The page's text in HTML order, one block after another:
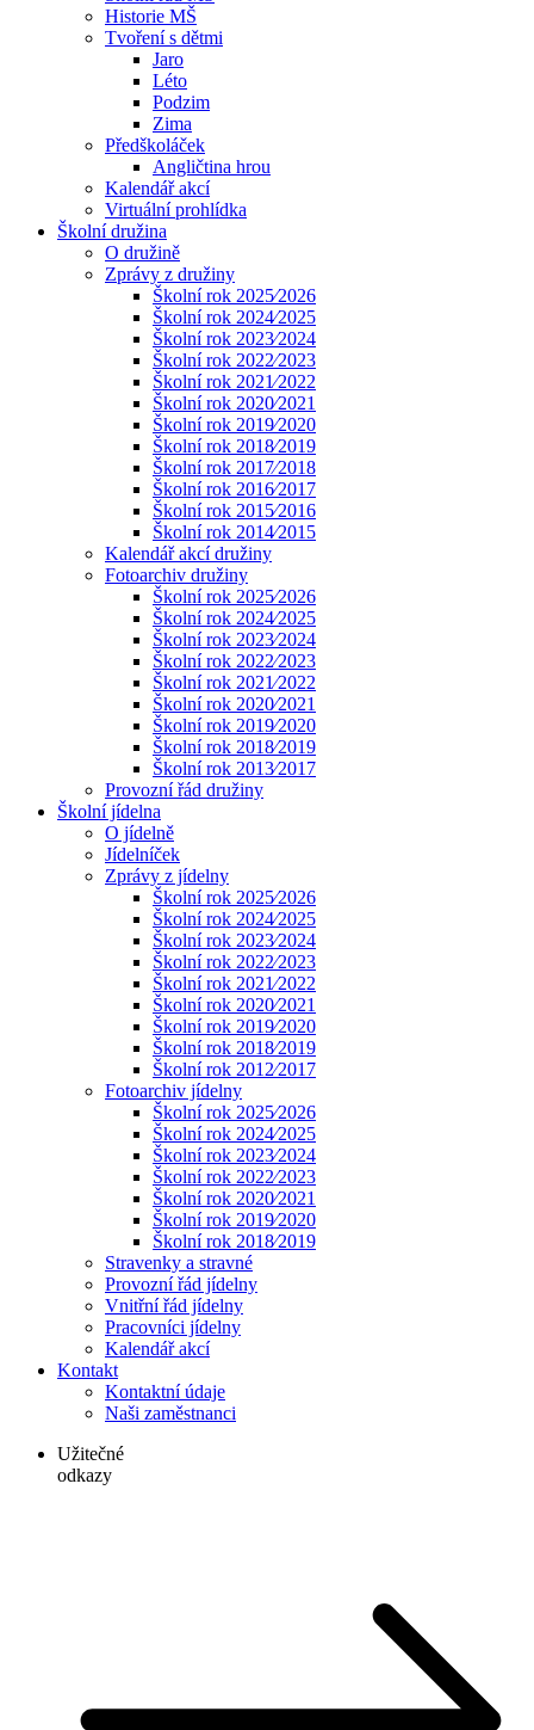
Historie MŠ
Tvoření s dětmi
Jaro
Léto
Podzim
Zima
Předškoláček
Angličtina hrou
Kalendář akcí
Virtuální prohlídka
Školní družina
O družině
Zprávy z družiny
Školní rok 2025⁄2026
Školní rok 2024⁄2025
Školní rok 2023⁄2024
Školní rok 2022⁄2023
Školní rok 2021⁄2022
Školní rok 2020⁄2021
Školní rok 2019⁄2020
Školní rok 2018⁄2019
Školní rok 2017⁄2018
Školní rok 2016⁄2017
Školní rok 2015⁄2016
Školní rok 2014⁄2015
Kalendář akcí družiny
Fotoarchiv družiny
Školní rok 2025⁄2026
Školní rok 2024⁄2025
Školní rok 2023⁄2024
Školní rok 2022⁄2023
Školní rok 2021⁄2022
Školní rok 2020⁄2021
Školní rok 2019⁄2020
Školní rok 2018⁄2019
Školní rok 2013⁄2017
Provozní řád družiny
Školní jídelna
O jídelně
Jídelníček
Zprávy z jídelny
Školní rok 2025⁄2026
Školní rok 2024⁄2025
Školní rok 2023⁄2024
Školní rok 2022⁄2023
Školní rok 2021⁄2022
Školní rok 2020⁄2021
Školní rok 2019⁄2020
Školní rok 2018⁄2019
Školní rok 2012⁄2017
Fotoarchiv jídelny
Školní rok 2025⁄2026
Školní rok 2024⁄2025
Školní rok 2023⁄2024
Školní rok 2022⁄2023
Školní rok 2020⁄2021
Školní rok 2019⁄2020
Školní rok 2018⁄2019
Stravenky a stravné
Provozní řád jídelny
Vnitřní řád jídelny
Pracovníci jídelny
Kalendář akcí
Kontakt
Kontaktní údaje
Naši zaměstnanci
Užitečné
odkazy